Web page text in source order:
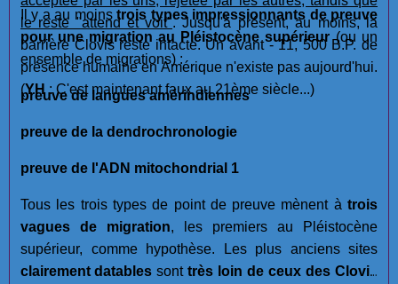
le reste "attend et voit". Jusqu'à présent, au moins, la
barrière Clovis reste intacte. Un avant - 11, 500 B.P. de
présence humaine en Amérique n'existe pas aujourd'hui.
(YH: C'est maintenant faux au 21ème siècle...)
Il y a au moins trois types impressionnants de preuve
pour une migration au Pléistocène supérieur(ou un
ensemble de migrations) :
preuve de langues amérindiennes
preuve de la dendrochronologie
preuve de l'ADN mitochondrial 1
Tous les trois types de point de preuve mènent à trois
vagues de migration, les premiers au Pléistocène
supérieur, comme hypothèse. Les plus anciens sites
clairement datables sont très loin de ceux des Clovis